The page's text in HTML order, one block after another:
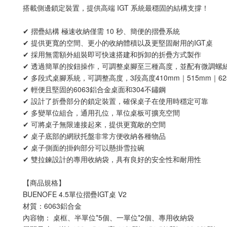
搭載側邊鎖定裝置，提供高端 IGT 系統最穩固的結構支撐！
✔ 摺疊結構 極速收納僅需 10 秒、簡便的摺疊系統
✔ 提供更寬的空間、更小的收納體積以及更堅固耐用的IGT桌
✔ 採用無需額外組裝即可快速搭建和拆卸的折疊方式製作
✔ 透過簡單的按鈕操作，可調整桌腳至三種高度，並配有微調螺
✔ 多段式桌腳系統，可調整高度，3段高度410mm｜515mm｜
✔ 輕便且堅固的6063鋁合金桌面和304不鏽鋼
✔ 設計了折疊部分的鎖定裝置，確保桌子在使用時穩定可靠
✔ 多變單位組合，通用孔位，單位桌板可擴充空間
✔ 可將桌子無限連接起來，提供更寬敞的空間
✔ 桌子底部的網狀托盤非常方便收納各種物品
✔ 桌子側面的掛鉤部分可以懸掛雪拉碗
✔ 雙拉鍊設計的專用收納袋，具有良好的安全性和耐用性
【商品規格】
BUENOFE 4.5單位摺疊IGT桌 V2
材質：6063鋁合金
內容物： 桌框、半單位*5個、一單位*2個、專用收納袋